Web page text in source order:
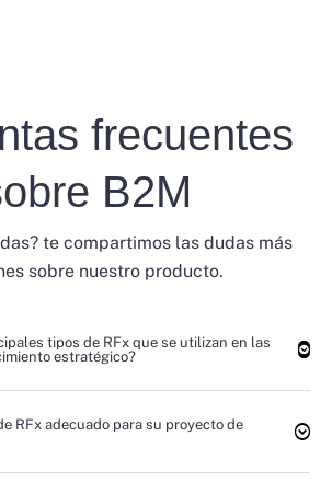
frecuentes
B2M
te compartimos las dudas más
sobre nuestro producto.
tipos de RFx que se utilizan en las
estratégico?
RFx adecuado para su proyecto de